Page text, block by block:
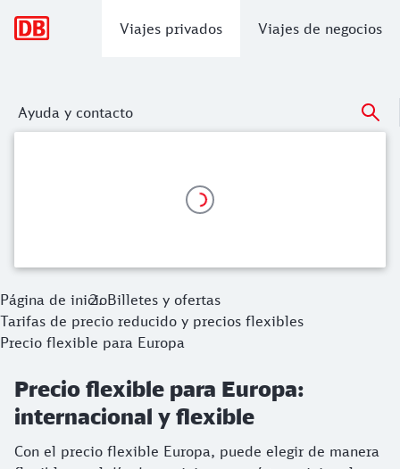
Viajes privados Viajes de negocios
Ayuda y contacto
Precio flexible para Europa:
Página de inicioBilletes y ofertas
Tarifas de precio reducido y precios flexibles
Precio flexible para Europa
Precio flexible para Europa:
internacional y flexible
Con el precio flexible Europa, puede elegir de manera